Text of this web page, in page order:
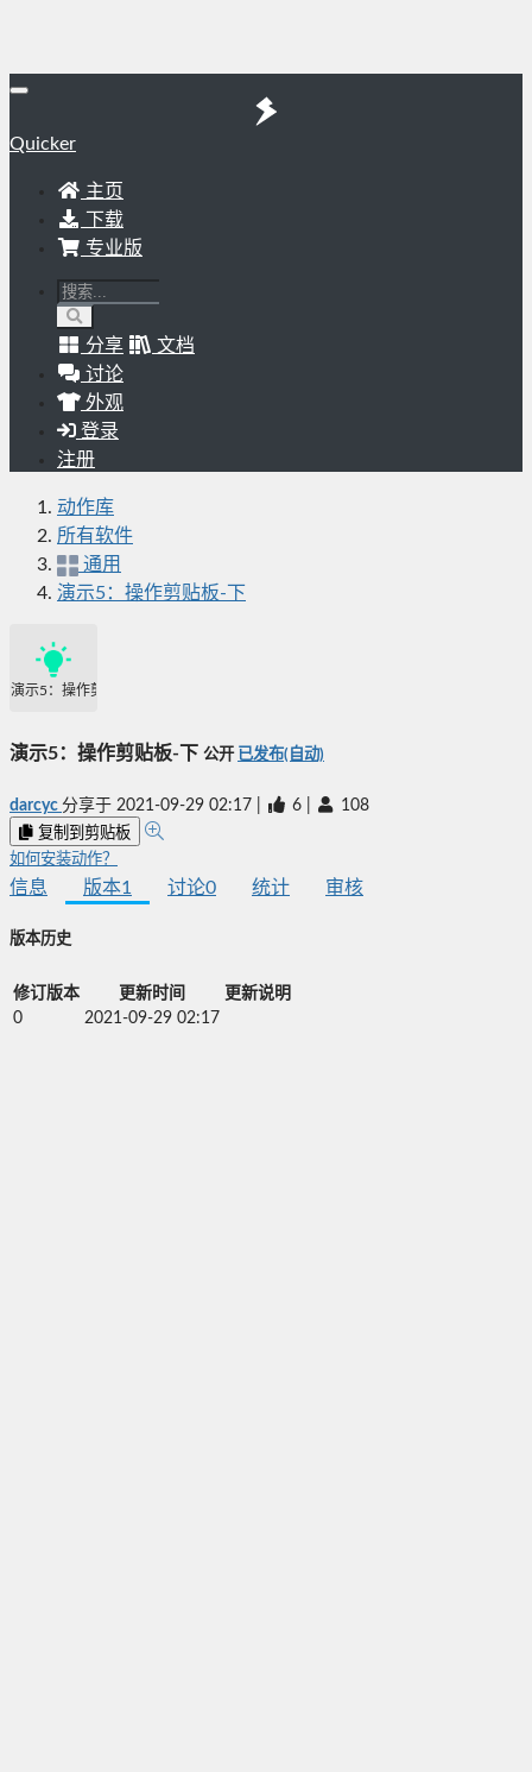
Quicker
主页
下载
专业版
分享
文档
讨论
外观
登录
注册
动作库
所有软件
通用
演示5：操作剪贴板-下
演示5：操作剪贴板-下
演示5：操作剪贴板-下 公开 已发布(自动)
darcyc 分享于 2021-09-29 02:17 6 108
复制到剪贴板
如何安装动作？
信息 版本1 讨论0 统计 审核
版本历史
修订版本 更新时间
更新说明
0
2021-09-29 02:17